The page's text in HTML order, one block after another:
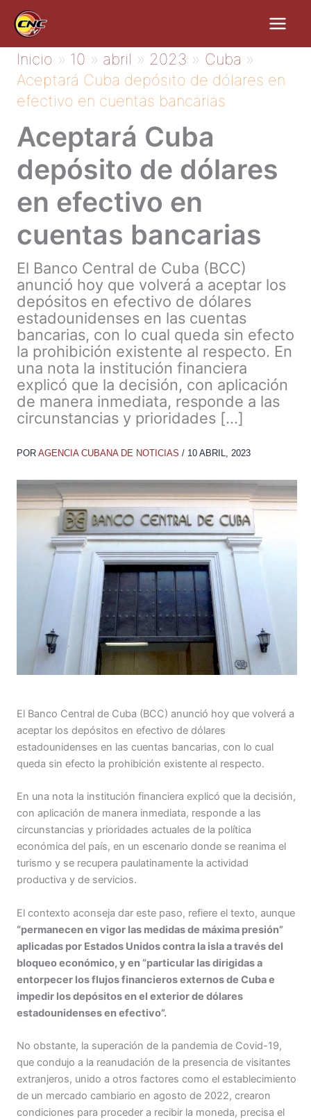
contenido
Inicio 10 abril 2023
Cuba
Aceptará Cuba depósito de dólares en
efectivo en cuentas bancarias
Aceptará Cuba
depósito de dólares
en efectivo en
cuentas bancarias
El Banco Central de Cuba (BCC)
anunció hoy que volverá a aceptar los
depósitos en efectivo de dólares
estadounidenses en las cuentas
bancarias, con lo cual queda sin efecto
la prohibición existente al respecto. En
una nota la institución financiera
explicó que la decisión, con aplicación
de manera inmediata, responde a las
circunstancias y prioridades […]
POR AGENCIA CUBANA DE NOTICIAS / 10 ABRIL, 2023
El Banco Central de Cuba (BCC) anunció hoy que volverá a
aceptar los depósitos en efectivo de dólares
estadounidenses en las cuentas bancarias, con lo cual
queda sin efecto la prohibición existente al respecto.
En una nota la institución financiera explicó que la decisión,
con aplicación de manera inmediata, responde a las
circunstancias y prioridades actuales de la política
económica del país, en un escenario donde se reanima el
turismo y se recupera paulatinamente la actividad
productiva y de servicios.
El contexto aconseja dar este paso, refiere el texto, aunque
“permanecen en vigor las medidas de máxima presión”
aplicadas por Estados Unidos contra la isla a través del
bloqueo económico, y en “particular las dirigidas a
entorpecer los flujos financieros externos de Cuba e
impedir los depósitos en el exterior de dólares
estadounidenses en efectivo”.
No obstante, la superación de la pandemia de Covid-19,
que condujo a la reanudación de la presencia de visitantes
extranjeros, unido a otros factores como el establecimiento
de un mercado cambiario en agosto de 2022, crearon
condiciones para proceder a recibir la moneda, precisa el